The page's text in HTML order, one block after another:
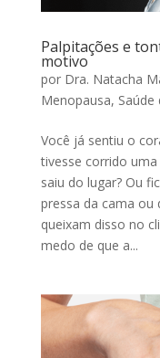
Palpitações e
motivo
por Dra. Natacha
Menopausa, Saúde
Você já sentiu o
tivesse corrido
saiu do lugar? Ou
pressa da cama ou
queixam disso no
medo de que a...